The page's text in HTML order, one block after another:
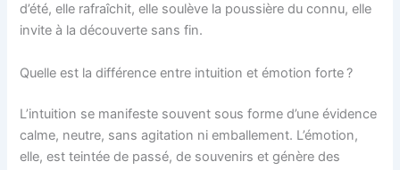
d’été, elle rafraîchit, elle soulève la poussière du connu, elle
invite à la découverte sans fin.
Quelle est la différence entre intuition et émotion forte ?
L’intuition se manifeste souvent sous forme d’une évidence
calme, neutre, sans agitation ni emballement. L’émotion,
elle, est teintée de passé, de souvenirs et génère des